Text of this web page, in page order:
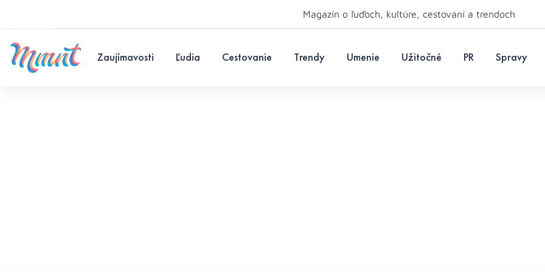
Magazín o ľuďoch, kultúre, cestovaní a trendoch
Zaujímavosti Ľudia Cestovanie Trendy Umenie Užitočné PR Spravy